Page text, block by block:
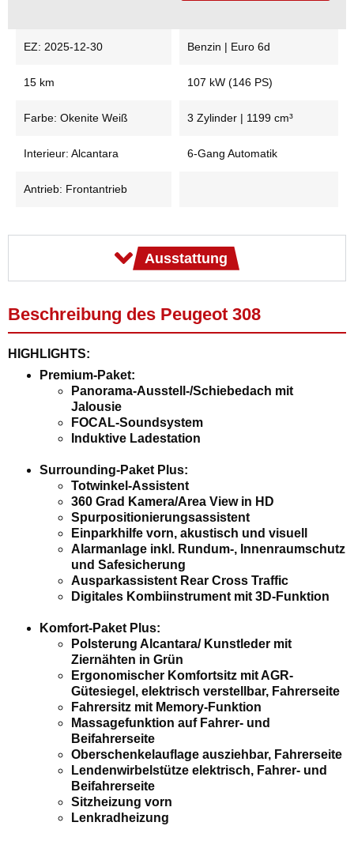
EZ: 2025-12-30 Benzin | Euro 6d
15 km 107 kW (146 PS)
Farbe: Okenite Weiß 3 Zylinder | 1199 cm³
Interieur: Alcantara 6-Gang Automatik
Antrieb: Frontantrieb
Ausstattung
Beschreibung des Peugeot 308
HIGHLIGHTS:
Premium-Paket:
Panorama-Ausstell-/Schiebedach mit
Jalousie
FOCAL-Soundsystem
Induktive Ladestation
Surrounding-Paket Plus:
Totwinkel-Assistent
360 Grad Kamera/Area View in HD
Spurpositionierungsassistent
Einparkhilfe vorn, akustisch und visuell
Alarmanlage inkl. Rundum-, Innenraumschutz
und Safesicherung
Ausparkassistent Rear Cross Traffic
Digitales Kombiinstrument mit 3D-Funktion
Komfort-Paket Plus:
Polsterung Alcantara/ Kunstleder mit
Ziernähten in Grün
Ergonomischer Komfortsitz mit AGR-
Gütesiegel, elektrisch verstellbar, Fahrerseite
Fahrersitz mit Memory-Funktion
Massagefunktion auf Fahrer- und
Beifahrerseite
Oberschenkelauflage ausziehbar, Fahrerseite
Lendenwirbelstütze elektrisch, Fahrer- und
Beifahrerseite
Sitzheizung vorn
Lenkradheizung